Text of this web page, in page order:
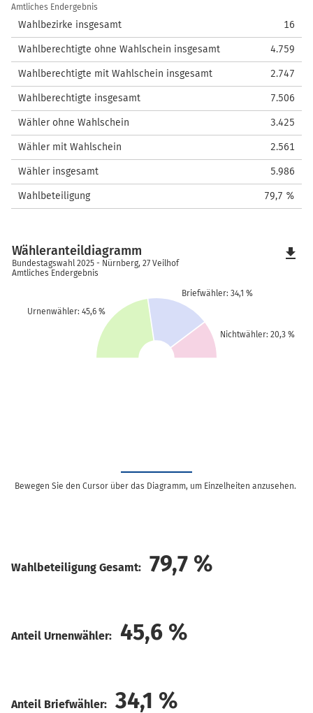
Amtliches Endergebnis
Wahlbezirke insgesamt 16
Wahlberechtigte ohne Wahlschein insgesamt 4.759
Wahlberechtigte mit Wahlschein insgesamt 2.747
Wahlberechtigte insgesamt 7.506
Wähler ohne Wahlschein 3.425
Wähler mit Wahlschein 2.561
Wähler insgesamt 5.986
Wahlbeteiligung 79,7 %
Urnenwähler: 45,6 %
Briefwähler: 34,1 %
Nichtwähler: 20,3 %
Wähleranteildiagramm
Bundestagswahl 2025 - Nürnberg, 27 Veilhof
Amtliches Endergebnis
file_download
Bewegen Sie den Cursor über das Diagramm, um Einzelheiten anzusehen.
Wahlbeteiligung Gesamt: 79,7 %
Anteil Urnenwähler: 45,6 %
Anteil Briefwähler: 34,1 %